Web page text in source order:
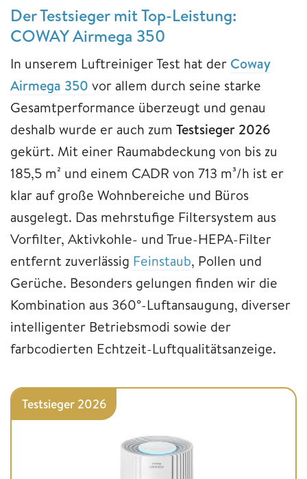
Der Testsieger mit Top-Leistung:
COWAY Airmega 350
In unserem Luftreiniger Test hat der Coway
Airmega 350 vor allem durch seine starke
Gesamtperformance überzeugt und genau
deshalb wurde er auch zum Testsieger 2026
gekürt. Mit einer Raumabdeckung von bis zu
185,5 m² und einem CADR von 713 m³/h ist er
klar auf große Wohnbereiche und Büros
ausgelegt. Das mehrstufige Filtersystem aus
Vorfilter, Aktivkohle- und True-HEPA-Filter
entfernt zuverlässig Feinstaub, Pollen und
Gerüche. Besonders gelungen finden wir die
Kombination aus 360°-Luftansaugung, diverser
intelligenter Betriebsmodi sowie der
farbcodierten Echtzeit-Luftqualitätsanzeige.
Testsieger 2026